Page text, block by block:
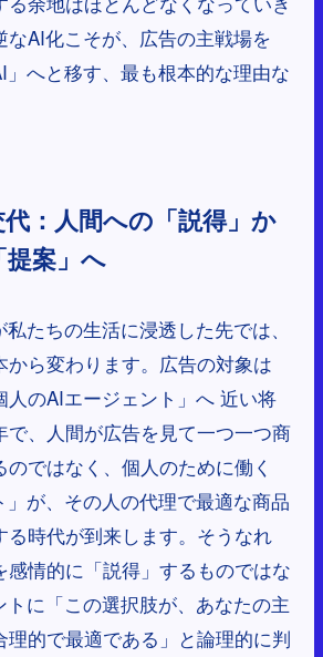
なAI化こそが、広告の主戦場を
」へと移す、最も根本的な理由な
：人間への「説得」か
案」へ
たちの生活に浸透した先では、
から変わります。広告の対象は
人のAIエージェント」へ 近い将
で、人間が広告を見て一つ一つ商
ではなく、個人のために働く
」が、その人の代理で最適な商品
る時代が到来します。そうなれ
感情的に「説得」するものではな
トに「この選択肢が、あなたの主
理的で最適である」と論理的に判